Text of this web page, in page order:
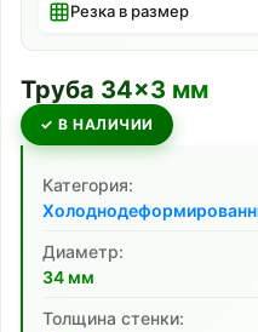
Резка в размер
Труба 34×3 мм
✓ В НАЛИЧИИ
Категория:
Диаметр:
34 мм
Толщина стенки: